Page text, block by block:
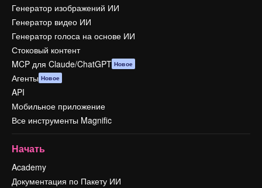
Генератор изображений ИИ
Генератор видео ИИ
Генератор голоса на основе ИИ
Стоковый контент
MCP для Claude/ChatGPT Новое
Агенты Новое
API
Мобильное приложение
Все инструменты Magnific
Начать
Academy
Документация по Пакету ИИ